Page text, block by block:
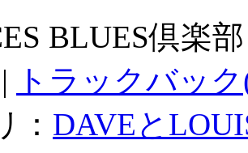
BLUES倶楽部
|
トラックバッ
： DAVEと